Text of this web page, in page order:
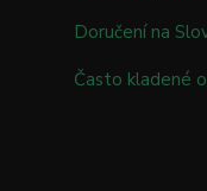
Doručení na
Často kladené